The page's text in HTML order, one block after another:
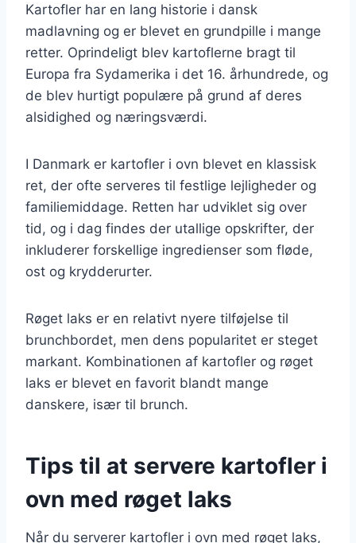
Kartofler har en lang historie i dansk
madlavning og er blevet en grundpille i mange
retter. Oprindeligt blev kartoflerne bragt til
Europa fra Sydamerika i det 16. århundrede, og
de blev hurtigt populære på grund af deres
alsidighed og næringsværdi.
I Danmark er kartofler i ovn blevet en klassisk
ret, der ofte serveres til festlige lejligheder og
familiemiddage. Retten har udviklet sig over
tid, og i dag findes der utallige opskrifter, der
inkluderer forskellige ingredienser som fløde,
ost og krydderurter.
Røget laks er en relativt nyere tilføjelse til
brunchbordet, men dens popularitet er steget
markant. Kombinationen af kartofler og røget
laks er blevet en favorit blandt mange
danskere, især til brunch.
Tips til at servere kartofler i
ovn med røget laks
Når du serverer kartofler i ovn med røget laks,